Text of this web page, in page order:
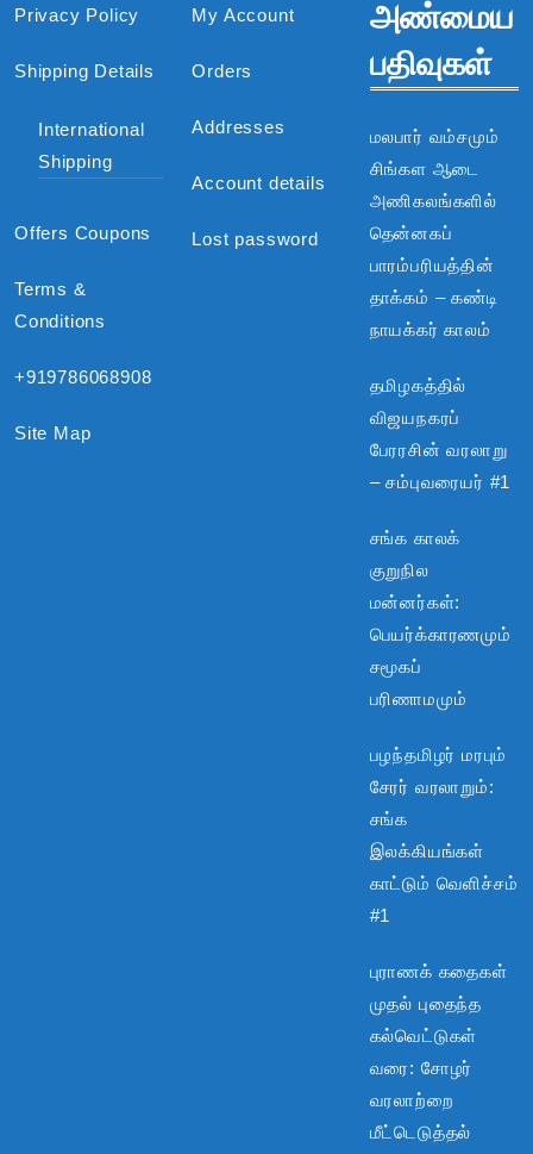
Privacy Policy
Shipping Details
International
Shipping
Offers Coupons
Terms &
Conditions
+919786068908
Site Map
My Account
Orders
Addresses
Account details
Lost password
அண்மைய
பதிவுகள்
மலபார் வம்சமும்
சிங்கள ஆடை
அணிகலங்களில்
தென்னகப்
பாரம்பரியத்தின்
தாக்கம் – கண்டி
நாயக்கர் காலம்
தமிழகத்தில்
விஜயநகரப்
பேரரசின் வரலாறு
– சம்புவரையர் #1
சங்க காலக்
குறுநில
மன்னர்கள்:
பெயர்க்காரணமும்
சமூகப்
பரிணாமமும்
பழந்தமிழர் மரபும்
சேரர் வரலாறும்:
சங்க
இலக்கியங்கள்
காட்டும் வெளிச்சம்
#1
புராணக் கதைகள்
முதல் புதைந்த
கல்வெட்டுகள்
வரை: சோழர்
வரலாற்றை
மீட்டெடுத்தல்